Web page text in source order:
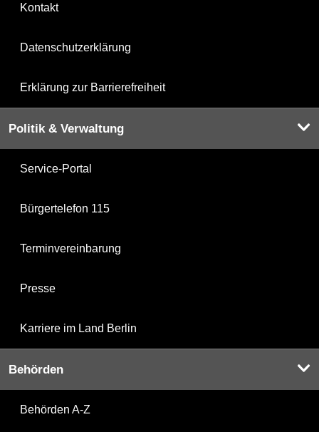
Kontakt
Datenschutzerklärung
Erklärung zur Barrierefreiheit
Politik & Verwaltung
Service-Portal
Bürgertelefon 115
Terminvereinbarung
Presse
Karriere im Land Berlin
Behörden
Behörden A-Z